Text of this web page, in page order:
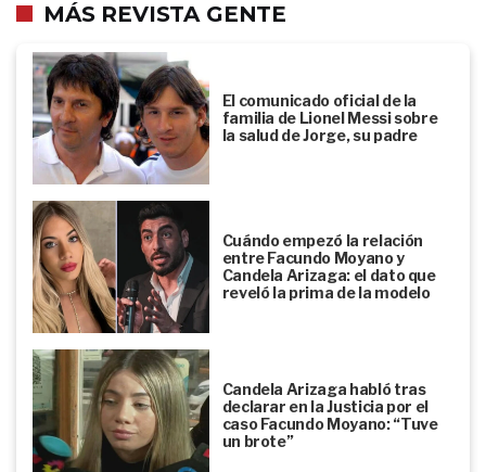
MÁS REVISTA GENTE
El comunicado oficial de la
familia de Lionel Messi sobre
la salud de Jorge, su padre
Cuándo empezó la relación
entre Facundo Moyano y
Candela Arizaga: el dato que
reveló la prima de la modelo
Candela Arizaga habló tras
declarar en la Justicia por el
caso Facundo Moyano: “Tuve
un brote”